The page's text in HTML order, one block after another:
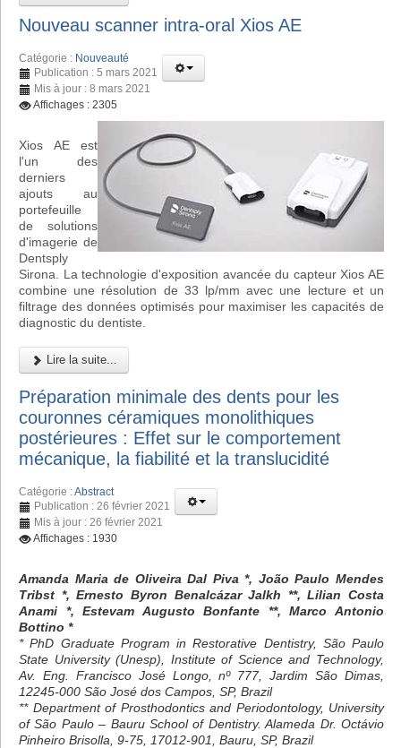
Nouveau scanner intra-oral Xios AE
Catégorie : Nouveauté
Publication : 5 mars 2021
Mis à jour : 8 mars 2021
Affichages : 2305
Xios AE est
l'un des
derniers
ajouts au
portefeuille
de solutions
d'imagerie de
Dentsply
Sirona. La technologie d'exposition avancée du capteur Xios AE
combine une résolution de 33 lp/mm avec une lecture et un
filtrage des données optimisés pour maximiser les capacités de
diagnostic du dentiste.
Lire la suite...
Préparation minimale des dents pour les
couronnes céramiques monolithiques
postérieures : Effet sur le comportement
mécanique, la fiabilité et la translucidité
Catégorie :Abstract
Publication : 26 février 2021
Mis à jour : 26 février 2021
Affichages : 1930
Amanda Maria de Oliveira Dal Piva *, João Paulo Mendes
Tribst *, Ernesto Byron Benalcázar Jalkh **, Lilian Costa
Anami *, Estevam Augusto Bonfante **, Marco Antonio
Bottino *
* PhD Graduate Program in Restorative Dentistry, São Paulo
State University (Unesp), Institute of Science and Technology,
Av. Eng. Francisco José Longo, nº 777, Jardim São Dimas,
12245-000 São José dos Campos, SP, Brazil
** Department of Prosthodontics and Periodontology, University
of São Paulo – Bauru School of Dentistry. Alameda Dr. Octávio
Pinheiro Brisolla, 9-75, 17012-901, Bauru, SP, Brazil